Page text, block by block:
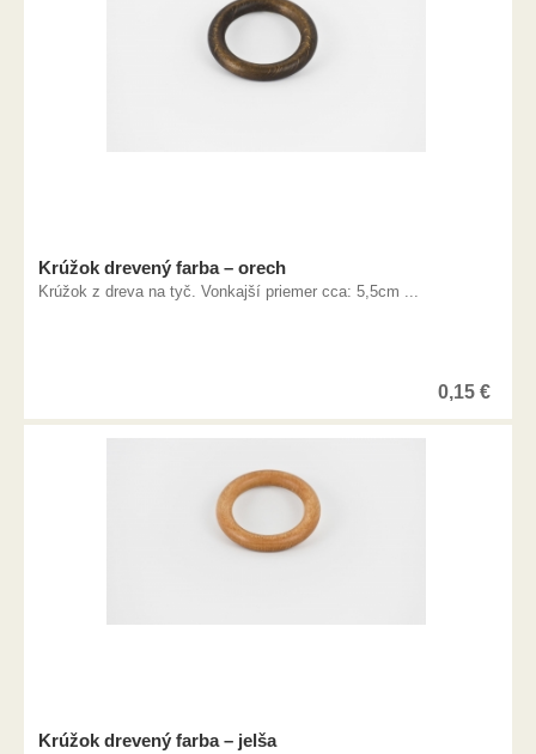
Krúžok drevený farba – orech
Krúžok z dreva na tyč. Vonkajší priemer cca: 5,5cm ...
0,15 €
Krúžok drevený farba – jelša